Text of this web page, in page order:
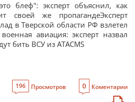
блеф": эксперт объяснил, как
своей же пропагандеЭксперт
в Тверской области РФ взлетел
авиация: эксперт назвал
бить ВСУ из ATACMS
196 Просмотров 0 Коментарии